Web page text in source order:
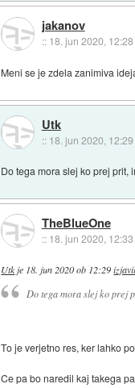
jakanov
:: 18. jun 2020, 12:28
Meni se je zdela zanimiva
Utk
:: 18. jun 2020, 12:29
Do tega mora slej ko prej prit,
TheBlueOne
:: 18. jun 2020, 12:33
Utkje 18. jun 2020 ob 12:29
Do tega mora slej ko prej
To je verjetno res, ker lahko
Ce pa bo naredil kaj takega